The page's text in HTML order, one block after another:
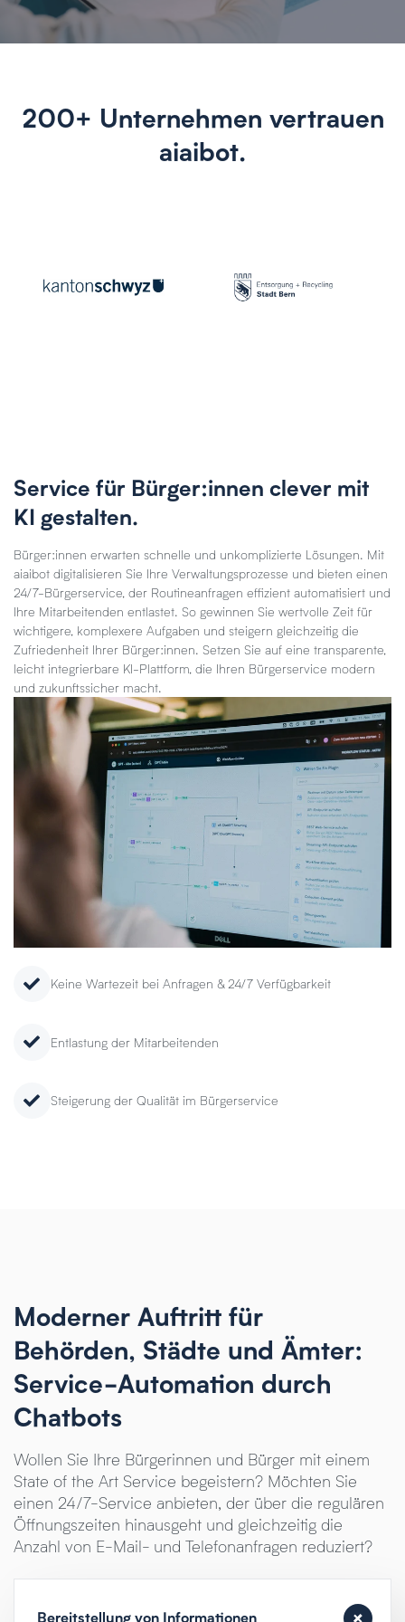
200+ Unternehmen vertrauen
aiaibot.
Service für Bürger:innen clever mit
KI gestalten.
Bürger:innen erwarten schnelle und unkomplizierte Lösungen. Mit
aiaibot digitalisieren Sie Ihre Verwaltungsprozesse und bieten einen
24/7-Bürgerservice, der Routineanfragen effizient automatisiert und
Ihre Mitarbeitenden entlastet. So gewinnen Sie wertvolle Zeit für
wichtigere, komplexere Aufgaben und steigern gleichzeitig die
Zufriedenheit Ihrer Bürger:innen. Setzen Sie auf eine transparente,
leicht integrierbare KI-Plattform, die Ihren Bürgerservice modern
und zukunftssicher macht.
Keine Wartezeit bei Anfragen & 24/7 Verfügbarkeit
Entlastung der Mitarbeitenden
Steigerung der Qualität im Bürgerservice
Moderner Auftritt für
Behörden, Städte und Ämter:
Service-Automation durch
Chatbots
Wollen Sie Ihre Bürgerinnen und Bürger mit einem
State of the Art Service begeistern? Möchten Sie
einen 24/7-Service anbieten, der über die regulären
Öffnungszeiten hinausgeht und gleichzeitig die
Anzahl von E-Mail- und Telefonanfragen reduziert?
Bereitstellung von Informationen